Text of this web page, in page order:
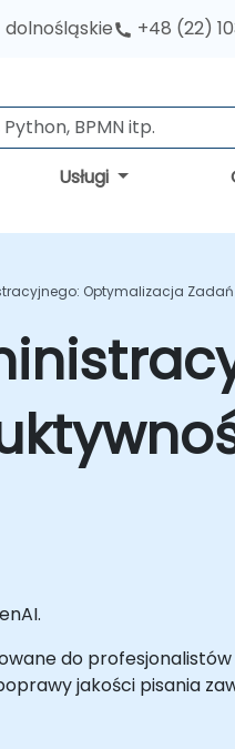
dolnośląskie +48 (22)
Usługi
Optymalizacja
do
jakości pisania